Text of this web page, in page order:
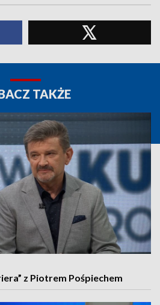
TAKŻE
z Piotrem Pośpiechem